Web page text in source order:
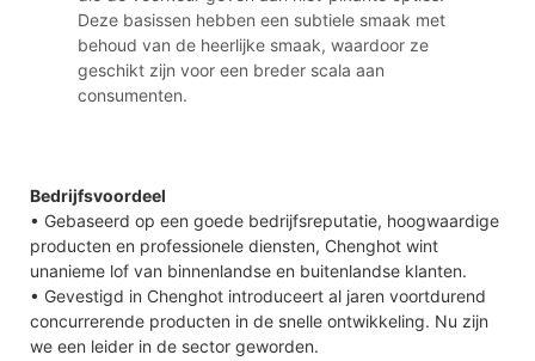
Deze basissen hebben een subtiele smaak met
behoud van de heerlijke smaak, waardoor ze
geschikt zijn voor een breder scala aan
consumenten.
Bedrijfsvoordeel
• Gebaseerd op een goede bedrijfsreputatie, hoogwaardige
producten en professionele diensten, Chenghot wint
unanieme lof van binnenlandse en buitenlandse klanten.
• Gevestigd in Chenghot introduceert al jaren voortdurend
concurrerende producten in de snelle ontwikkeling. Nu zijn
we een leider in de sector geworden.